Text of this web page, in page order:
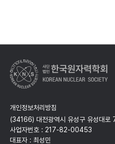
개인정보처리방침
(34166) 대전광역시 유성구 유성대로
사업자번호 : 217-82-00453
대표자 : 최성민